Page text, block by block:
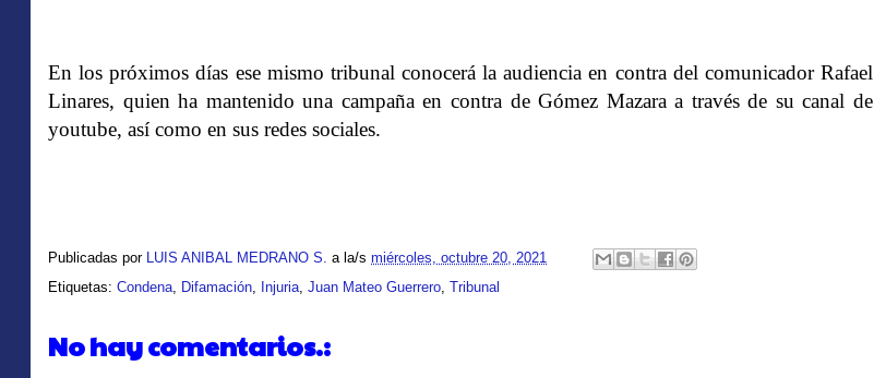
En los próximos días ese mismo tribunal conocerá la audiencia en contra del comunicador Rafael
Linares, quien ha mantenido una campaña en contra de Gómez Mazara a través de su canal de
youtube, así como en sus redes sociales.
Publicadas por LUIS ANIBAL MEDRANO S. a la/s miércoles, octubre 20, 2021
Etiquetas: Condena, Difamación, Injuria, Juan Mateo Guerrero, Tribunal
No hay comentarios.: